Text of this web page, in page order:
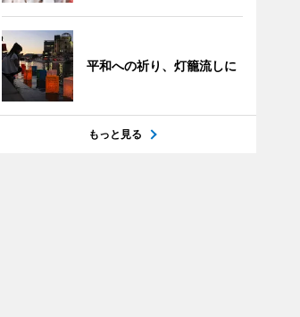
平和への祈り、灯籠流しに
もっと見る